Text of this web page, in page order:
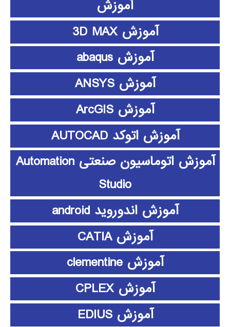
آموزش
آموزش 3D MAX
آموزش abaqus
آموزش ANSYS
آموزش ArcGIS
آموزش اتوکد AUTOCAD
آموزش اتوماسیون صنعتی Automation
Studio
آموزش اندوروید android
آموزش CATIA
آموزش clementine
آموزش CPLEX
آموزش EDIUS